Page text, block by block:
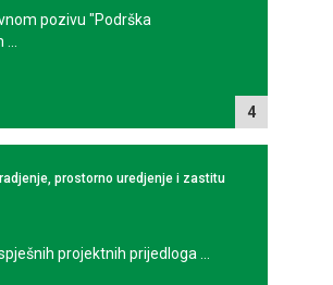
4
pozivu "Podrška
prostorno uredjenje i zastitu
projektnih prijedloga ...